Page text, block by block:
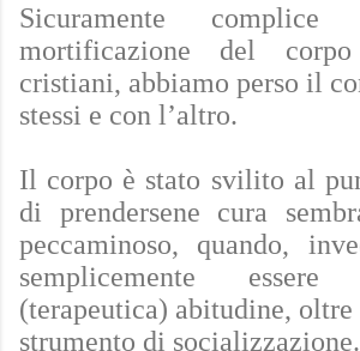
Sicuramente
mortificazione del
cristiani, abbiamo perso il
stessi e con l’altro.
Il corpo è stato svilito al
di prendersene cura
peccaminoso, quando,
semplicemente
(terapeutica) abitudine,
strumento di socializzazione.